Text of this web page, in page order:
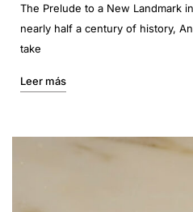
The Prelude to a New Landmark
nearly half a century of history,
take
Leer más